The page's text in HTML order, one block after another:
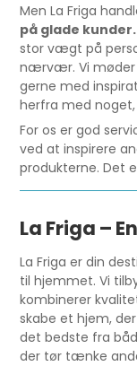
Men La Friga
på glade kunder.
stor vægt på
nærvær. Vi møder
gerne med
herfra med
For os er god
ved at inspirere
produkterne. Det
La Friga –
La Friga er din
til hjemmet. Vi
kombinerer
skabe et hjem,
det bedste fra
der tør tænke